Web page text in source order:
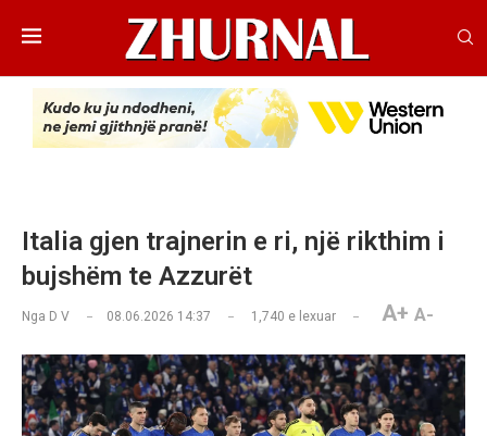
Italia gjen trajnerin e ri, një rikthim i
bujshëm te Azzurët
Nga D V 08.06.2026 14:37 1,740 e lexuar A+ A-